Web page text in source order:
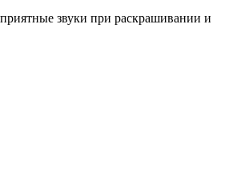
звуки при раскрашивании и